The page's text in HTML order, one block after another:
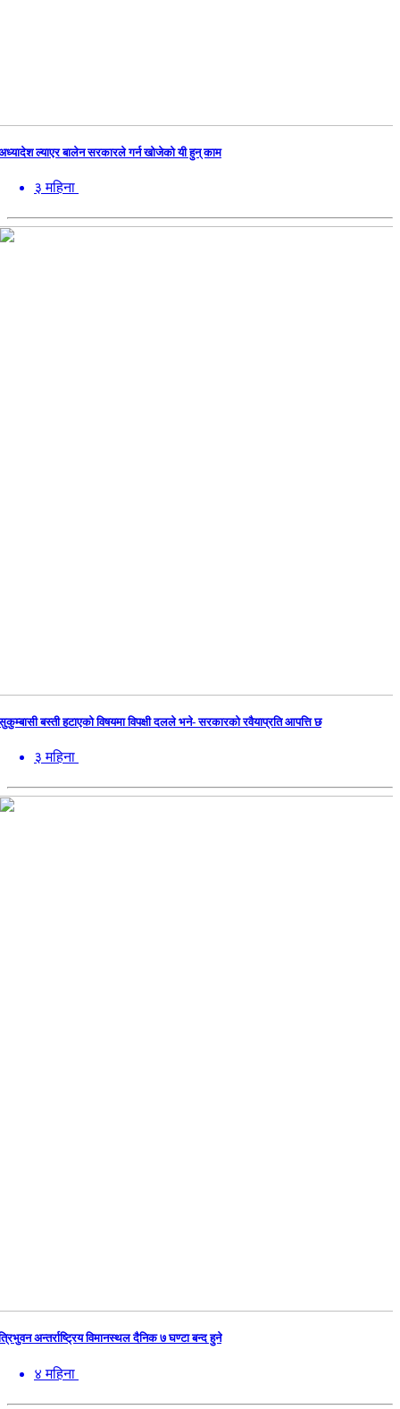
ल्याएर बालेन सरकारले गर्न खोजेको यी हुन् काम
३ महिना
बस्ती हटाएको विषयमा विपक्षी दलले भने- सरकारको रवैयाप्रति आपत्ति छ
३ महिना
अन्तर्राष्ट्रिय विमानस्थल दैनिक ७ घण्टा बन्द हुने
४ महिना